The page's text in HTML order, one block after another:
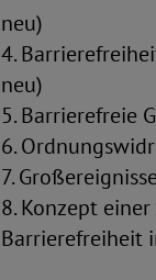
neu)
4.
neu)
5. Barrierefreie
6.
7. Großereignisse
8. Konzept
Barrierefreiheit